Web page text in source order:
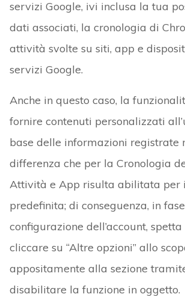
servizi Google, ivi inclusa la tua
dati associati, la cronologia di
attività svolte su siti, app e
servizi Google.
Anche in questo caso, la
fornire contenuti personalizzati
base delle informazioni registrate
differenza che per la Cronologia
Attività e App risulta abilitata per
predefinita; di conseguenza, in
configurazione dell’account, spetta
cliccare su “Altre opzioni” allo
appositamente alla sezione
disabilitare la funzione in oggetto.